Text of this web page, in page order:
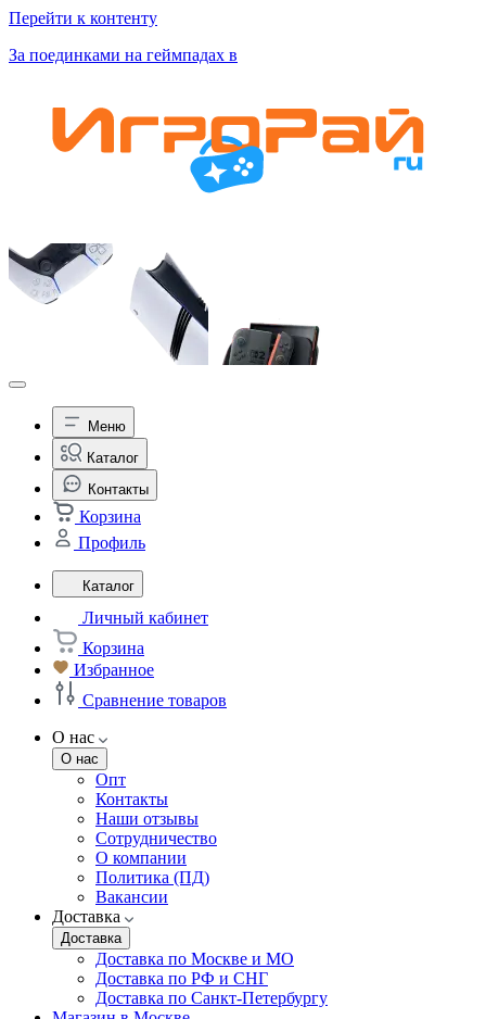
Перейти к контенту
За поединками на геймпадах в
Меню
Каталог
Контакты
Корзина
Профиль
Каталог
Личный кабинет
Корзина
Избранное
Сравнение товаров
О нас
О нас
Опт
Контакты
Наши отзывы
Сотрудничество
О компании
Политика (ПД)
Вакансии
Доставка
Доставка
Доставка по Москве и МО
Доставка по РФ и СНГ
Доставка по Санкт-Петербургу